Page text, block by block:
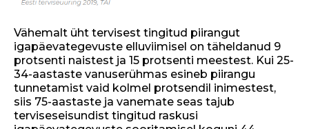
Vähemalt üht tervisest tingitud piirangut
igapäevategevuste elluviimisel on täheldanud 9
protsenti naistest ja 15 protsenti meestest. Kui 25-
34-aastaste vanuserühmas esineb piirangu
tunnetamist vaid kolmel protsendil inimestest,
siis 75-aastaste ja vanemate seas tajub
terviseseisundist tingitud raskusi